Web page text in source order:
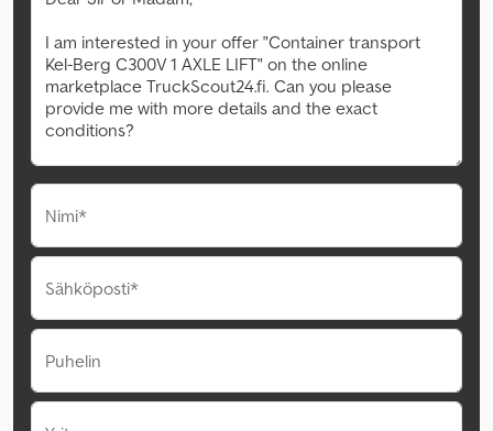
Nimi*
Sähköposti*
Puhelin